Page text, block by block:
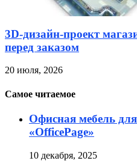
3D-дизайн-проект
перед заказом
20 июля, 2026
Самое читаемое
Офисная мебель
«OfficePage»
10 декабря, 2025